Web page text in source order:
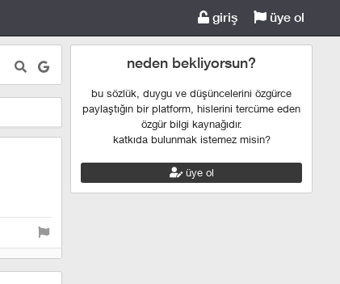
giriş üye ol
neden bekliyorsun?
bu sözlük, duygu ve düşüncelerini özgürce
paylaştığın bir platform, hislerini tercüme eden
özgür bilgi kaynağıdır.
katkıda bulunmak istemez misin?
üye ol